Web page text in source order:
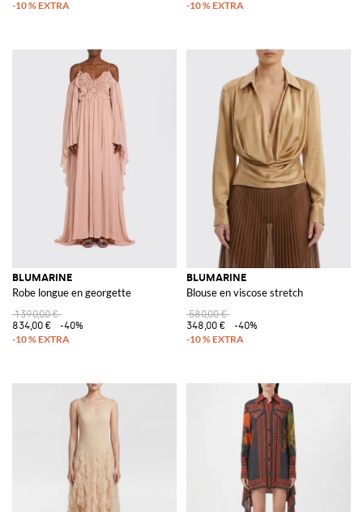
BLUMARINE
Robe longue en georgette
1 390,00 €
834,00 €
-40%
BLUMARINE
Blouse en viscose stretch
580,00 €
348,00 €
-40%